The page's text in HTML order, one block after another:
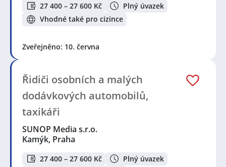
27 400 – 27 600 Kč
Plný úvazek
Vhodné také pro cizince
Zveřejněno: 10. června
Řidiči osobních a malých
dodávkových automobilů,
taxikáři
SUNOP Media s.r.o.
Kamýk, Praha
27 400 – 27 600 Kč
Plný úvazek